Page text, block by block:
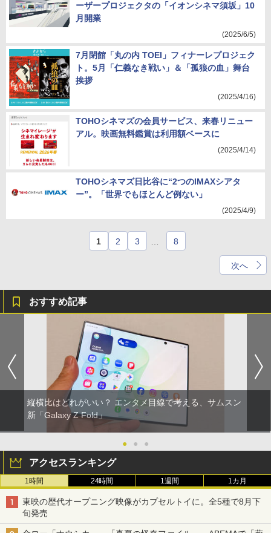
ーザープロジェクタの「イオンシネマ須坂」10
月開業
(2025/6/5)
7月閉館「丸の内 TOEI」フィナーレプロジェク
ト。5月「仁義なき戦い」＆「孤狼の血」舞台
挨拶
(2025/4/16)
TOHOシネマズの会員サービス、来春リニュー
アル。映画無料鑑賞は利用額ベースに
(2025/4/14)
TOHOシネマズ日比谷に“2つのIMAXシアタ
ー”。「世界でもほとんど例ない」
(2025/4/9)
1 2 3 8
次へ
おすすめ記事
縦横比はどれがいい？ エンタメ目線で考える、サムスン
新「Galaxy Z Fold」
● ● ●
アクセスランキング
1時間 24時間 1週間 1カ月
東映の歴代オープニング映像がカプセルトイに。全5種で8月下
旬発売